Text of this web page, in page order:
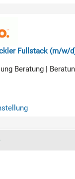
Fullstack (m/w/
Beratung |